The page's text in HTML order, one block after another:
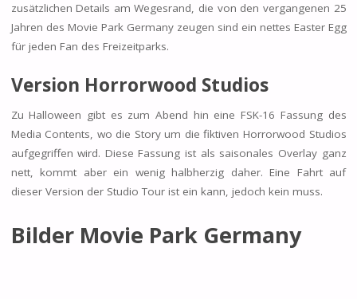
zusätzlichen Details am Wegesrand, die von den vergangenen 25
Jahren des Movie Park Germany zeugen sind ein nettes Easter Egg
für jeden Fan des Freizeitparks.
Version Horrorwood Studios
Zu Halloween gibt es zum Abend hin eine FSK-16 Fassung des
Media Contents, wo die Story um die fiktiven Horrorwood Studios
aufgegriffen wird. Diese Fassung ist als saisonales Overlay ganz
nett, kommt aber ein wenig halbherzig daher. Eine Fahrt auf
dieser Version der Studio Tour ist ein kann, jedoch kein muss.
Bilder Movie Park Germany